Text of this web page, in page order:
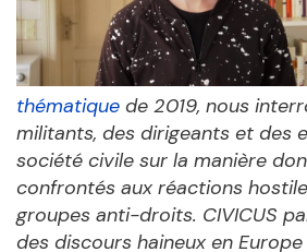
thématique de 2019, nous
militants, des dirigeants et des
société civile sur la manière
confrontés aux réactions
groupes anti-droits. CIVICUS
des discours haineux en